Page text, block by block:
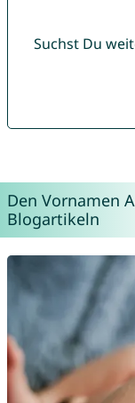
Suchst Du
Den Vornamen
Blogartikeln